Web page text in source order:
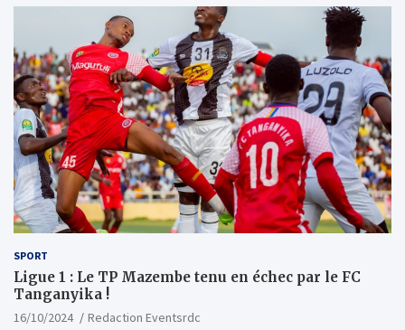
SPORT
Ligue 1 : Le TP Mazembe tenu en échec par le FC
Tanganyika !
16/10/2024
Redaction Eventsrdc